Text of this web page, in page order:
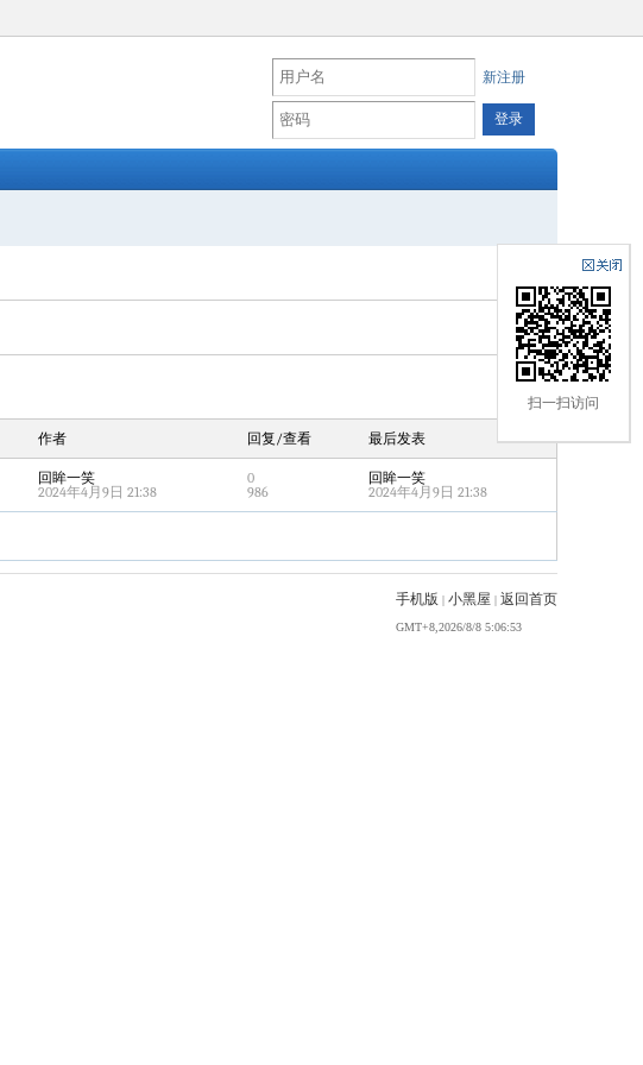
新注册
作者 回复/查看 最后发表
回眸一笑
2024年4月9日 21:38
0
986
回眸一笑
2024年4月9日 21:38
手机版 | 小黑屋 | 返回首页
GMT+8,2026/8/8 5:06:53
扫一扫访问